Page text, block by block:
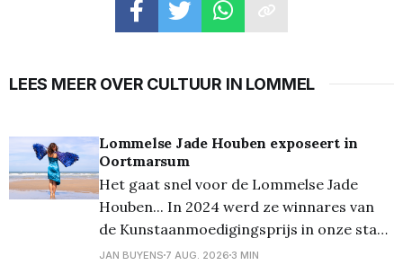
LEES MEER OVER CULTUUR IN LOMMEL
Lommelse Jade Houben exposeert in
Oortmarsum
Het gaat snel voor de Lommelse Jade
Houben... In 2024 werd ze winnares van
de Kunstaanmoedigingsprijs in onze stad,
eind vorig jaar presenteerde ze voor het
JAN BUYENS 7 AUG. 2026 3 MIN